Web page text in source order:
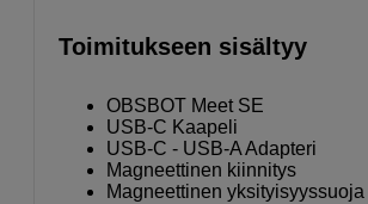
Toimitukseen sisältyy
OBSBOT Meet SE
USB-C Kaapeli
USB-C - USB-A Adapteri
Magneettinen kiinnitys
Magneettinen yksityisyyssuoja